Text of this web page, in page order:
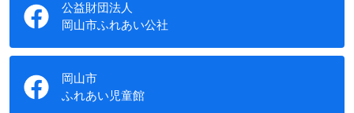
公益財団法人
岡山市ふれあい公社
岡山市
ふれあい児童館